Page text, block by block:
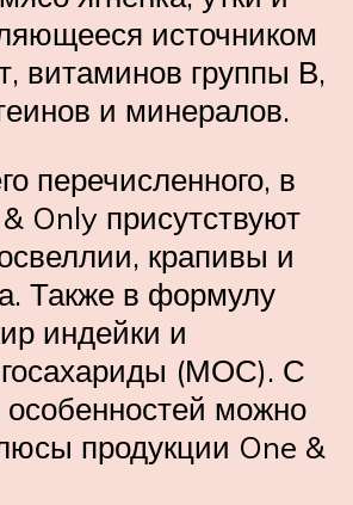
источником
витаминов группы В,
и минералов.
перечисленного, в
Only присутствуют
крапивы и
Также в формулу
индейки и
(МОС). С
особенностей можно
продукции One &